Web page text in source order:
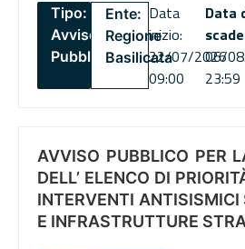
Tipo:
Avviso
Pubblico
Ente:
Regione
Basilicata
Data
inizio:
22/07/2026
09:00
Data
06/
23:59
AVVISO PUBBLICO PER
DELL’ ELENCO DI
INTERVENTI ANTISISMICI
E INFRASTRUTTURE